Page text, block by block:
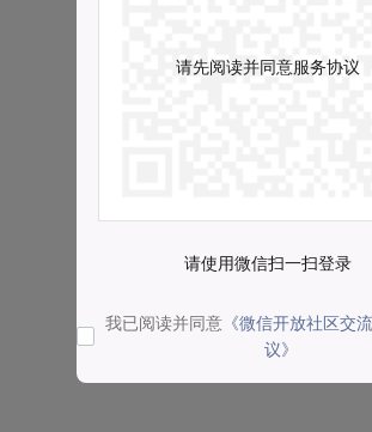
请先阅读并同意服务协议
请使用微信扫一扫登录
我已阅读并同意 《微信开放社区交
议》